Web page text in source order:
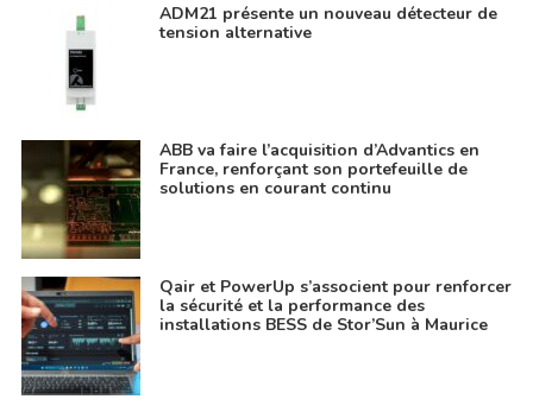
ADM21 présente un nouveau détecteur de
tension alternative
ABB va faire l’acquisition d’Advantics en
France, renforçant son portefeuille de
solutions en courant continu
Qair et PowerUp s’associent pour renforcer
la sécurité et la performance des
installations BESS de Stor’Sun à Maurice